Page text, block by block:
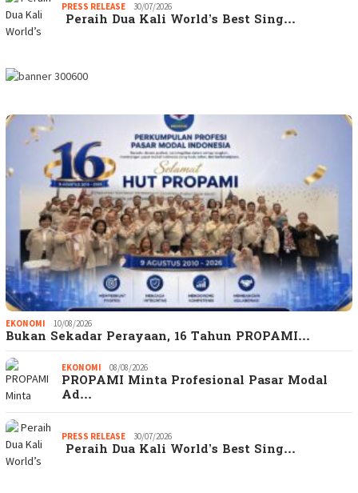
PRESS RELEASE 30/07/2026
Peraih Dua Kali World’s Best Sing…
EKONOMI 10/08/2026
Bukan Sekadar Perayaan, 16 Tahun PROPAMI…
EKONOMI 08/08/2026
PROPAMI Minta Profesional Pasar Modal
Ad…
PRESS RELEASE 30/07/2026
Peraih Dua Kali World’s Best Sing…